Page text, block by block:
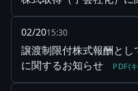
02/2015:30
譲渡制限付株式報酬と
に関するお知らせ
PDF(